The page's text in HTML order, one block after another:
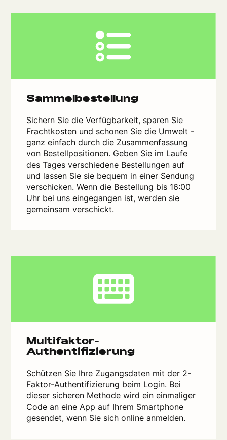
Sammelbestellung
Sichern Sie die Verfügbarkeit, sparen Sie
Frachtkosten und schonen Sie die Umwelt -
ganz einfach durch die Zusammenfassung
von Bestellpositionen. Geben Sie im Laufe
des Tages verschiedene Bestellungen auf
und lassen Sie sie bequem in einer Sendung
verschicken. Wenn die Bestellung bis 16:00
Uhr bei uns eingegangen ist, werden sie
gemeinsam verschickt.
Multifaktor-
Authentifizierung
Schützen Sie Ihre Zugangsdaten mit der 2-
Faktor-Authentifizierung beim Login. Bei
dieser sicheren Methode wird ein einmaliger
Code an eine App auf Ihrem Smartphone
gesendet, wenn Sie sich online anmelden.